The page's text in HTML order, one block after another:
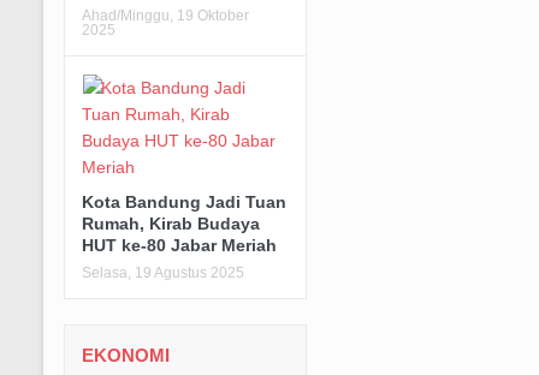
Ahad/Minggu, 19 Oktober
2025
Kota Bandung Jadi Tuan
Rumah, Kirab Budaya
HUT ke-80 Jabar Meriah
Selasa, 19 Agustus 2025
EKONOMI